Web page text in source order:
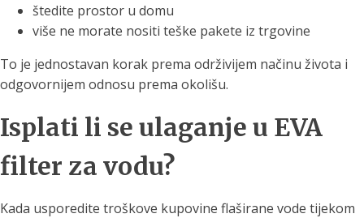
štedite prostor u domu
više ne morate nositi teške pakete iz trgovine
To je jednostavan korak prema održivijem načinu života i
odgovornijem odnosu prema okolišu.
Isplati li se ulaganje u EVA
filter za vodu?
Kada usporedite troškove kupovine flaširane vode tijekom